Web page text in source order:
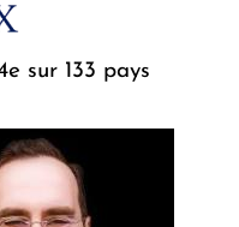
sur 133 pays